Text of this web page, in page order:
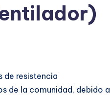
de resistencia
de la comunidad, debido a